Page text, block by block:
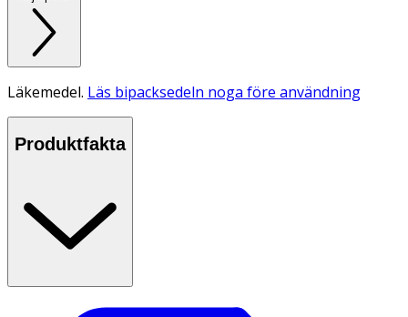
Läkemedel. Läs bipacksedeln noga före användning
Produktfakta